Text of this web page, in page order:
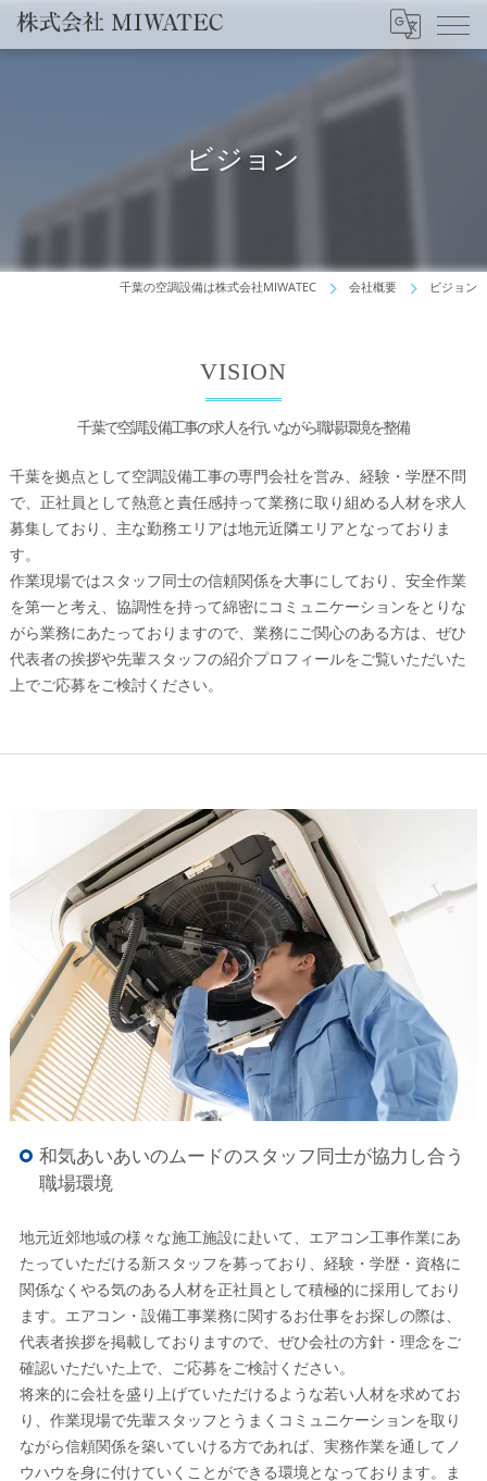
ビジョン
千葉の空調設備は株式会社MIWATEC 会社概要 ビジョン
千葉で空調設備工事の求人を行いながら職場環境を整備
VISION
千葉を拠点として空調設備工事の専門会社を営み、経験・学歴不問
で、正社員として熱意と責任感持って業務に取り組める人材を求人
募集しており、主な勤務エリアは地元近隣エリアとなっておりま
す。
作業現場ではスタッフ同士の信頼関係を大事にしており、安全作業
を第一と考え、協調性を持って綿密にコミュニケーションをとりな
がら業務にあたっておりますので、業務にご関心のある方は、ぜひ
代表者の挨拶や先輩スタッフの紹介プロフィールをご覧いただいた
上でご応募をご検討ください。
和気あいあいのムードのスタッフ同士が協力し合う
職場環境
地元近郊地域の様々な施工施設に赴いて、エアコン工事作業にあ
たっていただける新スタッフを募っており、経験・学歴・資格に
関係なくやる気のある人材を正社員として積極的に採用しており
ます。エアコン・設備工事業務に関するお仕事をお探しの際は、
代表者挨拶を掲載しておりますので、ぜひ会社の方針・理念をご
確認いただいた上で、ご応募をご検討ください。
将来的に会社を盛り上げていただけるような若い人材を求めてお
り、作業現場で先輩スタッフとうまくコミュニケーションを取り
ながら信頼関係を築いていける方であれば、実務作業を通してノ
ウハウを身に付けていくことができる環境となっております。ま